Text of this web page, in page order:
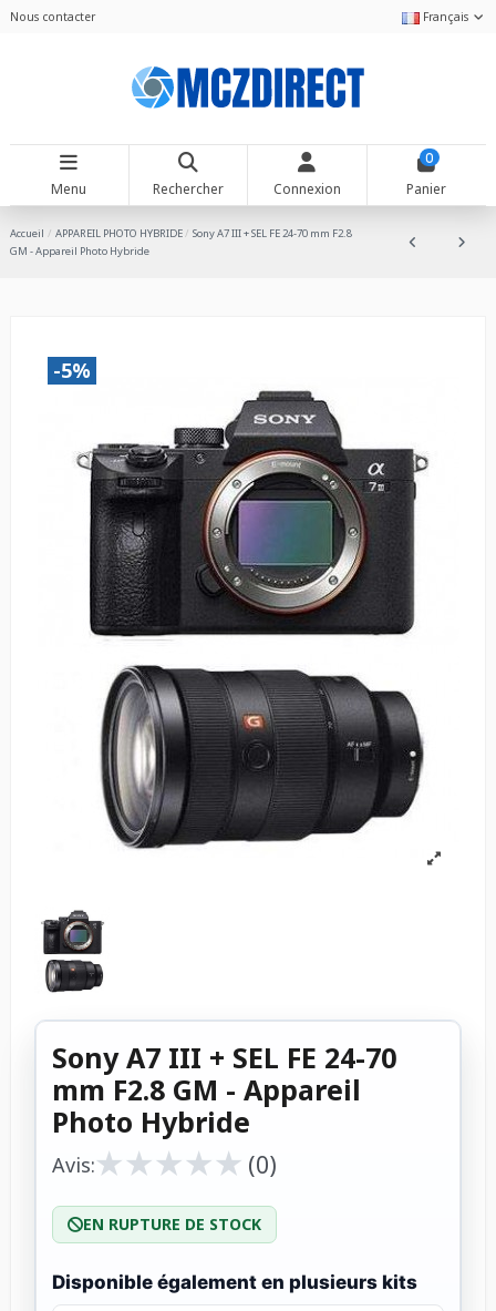
Nous contacter Français
Menu Rechercher Connexion
0
Panier
Accueil APPAREIL PHOTO HYBRIDE
Sony A7 III + SEL FE 24-70 mm F2.8
GM - Appareil Photo Hybride
-5%
Sony A7 III + SEL FE 24-70
mm F2.8 GM - Appareil
Photo Hybride
Avis:★
★★
★★
★★
★★
★ (0)
EN RUPTURE DE STOCK
Disponible également en plusieurs kits